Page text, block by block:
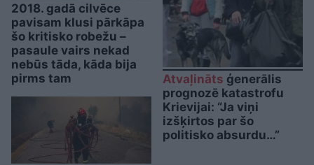
2018. gadā cilvēce
pavisam klusi pārkāpa
šo kritisko robežu –
pasaule vairs nekad
nebūs tāda, kāda bija
pirms tam
Atvaļināts ģenerālis
prognozē katastrofu
Krievijai: “Ja viņi
izšķirtos par šo
politisko absurdu…”